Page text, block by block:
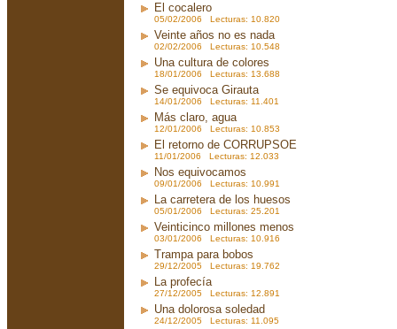
El cocalero
05/02/2006 Lecturas: 10.820
Veinte años no es nada
02/02/2006 Lecturas: 10.548
Una cultura de colores
18/01/2006 Lecturas: 13.688
Se equivoca Girauta
14/01/2006 Lecturas: 11.401
Más claro, agua
12/01/2006 Lecturas: 10.853
El retorno de CORRUPSOE
11/01/2006 Lecturas: 12.033
Nos equivocamos
09/01/2006 Lecturas: 10.991
La carretera de los huesos
05/01/2006 Lecturas: 25.201
Veinticinco millones menos
03/01/2006 Lecturas: 10.916
Trampa para bobos
29/12/2005 Lecturas: 19.762
La profecía
27/12/2005 Lecturas: 12.891
Una dolorosa soledad
24/12/2005 Lecturas: 11.095